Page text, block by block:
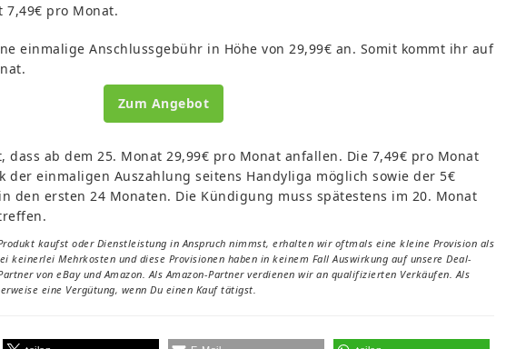
7,49€ pro Monat.
einmalige Anschlussgebühr in Höhe von 29,99€ an. Somit kommt ihr auf
Zum Angebot
dass ab dem 25. Monat 29,99€ pro Monat anfallen. Die 7,49€ pro Monat
der einmaligen Auszahlung seitens Handyliga möglich sowie der 5€
den ersten 24 Monaten. Die Kündigung muss spätestens im 20. Monat
kaufst oder Dienstleistung in Anspruch nimmst, erhalten wir oftmals eine kleine Provision als
keinerlei Mehrkosten und diese Provisionen haben in keinem Fall Auswirkung auf unsere Deal-
von eBay und Amazon. Als Amazon-Partner verdienen wir an qualifizierten Verkäufen. Als
eine Vergütung, wenn Du einen Kauf tätigst.